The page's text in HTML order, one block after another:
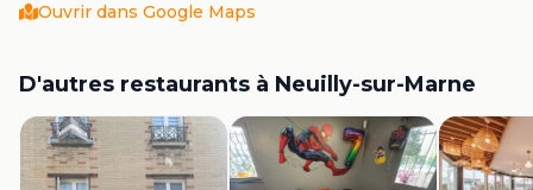
Ouvrir dans Google Maps
D'autres restaurants à Neuilly-sur-Marne